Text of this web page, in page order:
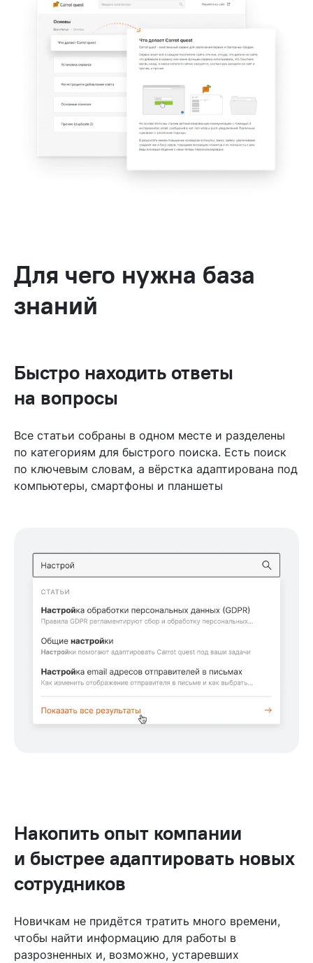
Для чего нужна база
знаний
Быстро находить ответы
на вопросы
Все статьи собраны в одном месте и разделены
по категориям для быстрого поиска. Есть поиск
по ключевым словам, а вёрстка адаптирована под
компьютеры, смартфоны и планшеты
Накопить опыт компании
и быстрее адаптировать новых
сотрудников
Новичкам не придётся тратить много времени,
чтобы найти информацию для работы в
разрозненных и, возможно, устаревших